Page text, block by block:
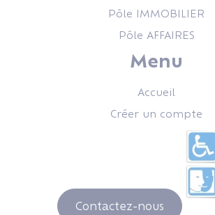
Pôle IMMOBILIER
Pôle AFFAIRES
Menu
Accueil
Créer un compte
Contactez-nous